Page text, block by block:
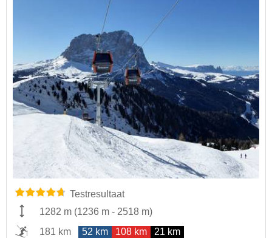
Testresultaat
1282 m (1236 m - 2518 m)
181 km
52 km 108 km 21 km